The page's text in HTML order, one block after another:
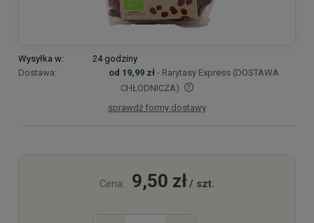
Wysyłka w:
24 godziny
Dostawa:
od 19,99 zł - Rarytasy Express (DOSTAWA
CHŁODNICZA)
Cena nie zawiera ewentualnych kosztów płatności
sprawdź formy dostawy
Cena: 9,50 zł/ szt.